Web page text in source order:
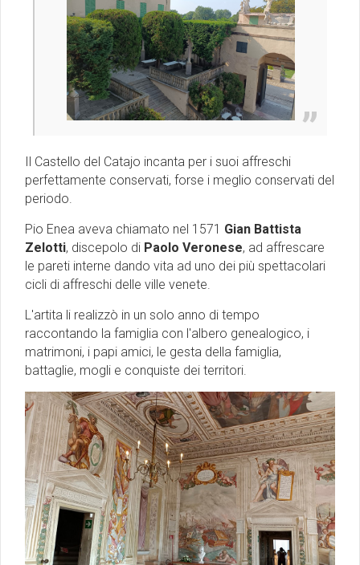
Il Castello del Catajo incanta per i suoi affreschi
perfettamente conservati, forse i meglio conservati del
periodo.
Pio Enea aveva chiamato nel 1571 Gian Battista
Zelotti, discepolo di Paolo Veronese, ad affrescare
le pareti interne dando vita ad uno dei più spettacolari
cicli di affreschi delle ville venete.
L'artita li realizzò in un solo anno di tempo
raccontando la famiglia con l'albero genealogico, i
matrimoni, i papi amici, le gesta della famiglia,
battaglie, mogli e conquiste dei territori.